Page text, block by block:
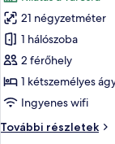
összes
képének
megtekintése:
Standard
szoba
kétszemélyes
ággyal
21 négyzetméter
1 hálószoba
2 férőhely
1 kétszemélyes
Ingyenes wifi
További részletek
Standard